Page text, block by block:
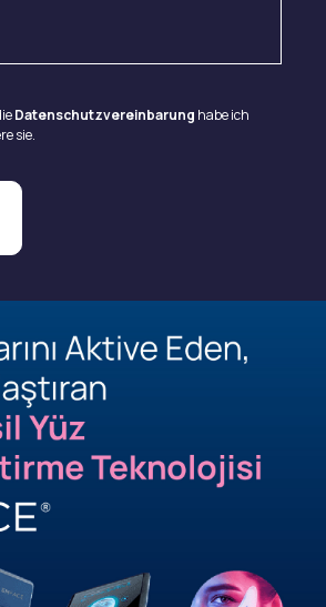
Datenschutzvereinbarung habe ich
sie.